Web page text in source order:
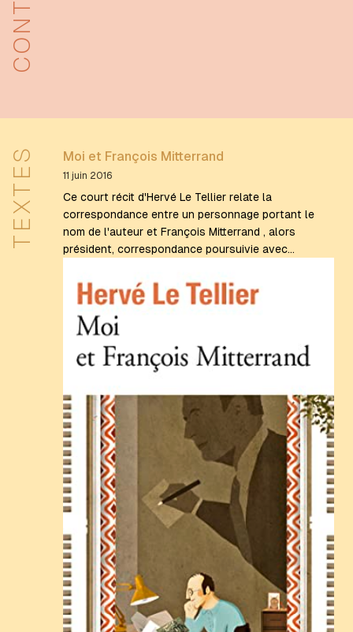
TEXTES Moi et François Mitterrand
11 juin 2016
Ce court récit d'Hervé Le Tellier relate la
correspondance entre un personnage portant le
nom de l'auteur et François Mitterrand , alors
président, correspondance poursuivie avec…